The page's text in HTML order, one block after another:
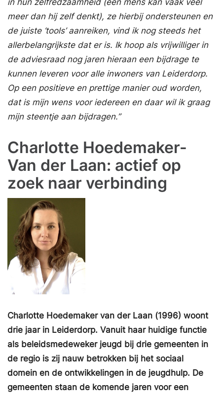
in hun zelfredzaamheid (een mens kan vaak veel
meer dan hij zelf denkt), ze hierbij ondersteunen en
de juiste ‘tools’ aanreiken, vind ik nog steeds het
allerbelangrijkste dat er is. Ik hoop als vrijwilliger in
de adviesraad nog jaren hieraan een bijdrage te
kunnen leveren voor alle inwoners van Leiderdorp.
Op een positieve en prettige manier oud worden,
dat is mijn wens voor iedereen en daar wil ik graag
mijn steentje aan bijdragen.”
Charlotte Hoedemaker-
Van der Laan: actief op
zoek naar verbinding
Charlotte Hoedemaker van der Laan (1996) woont
drie jaar in Leiderdorp. Vanuit haar huidige functie
als beleidsmedeweker jeugd bij drie gemeenten in
de regio is zij nauw betrokken bij het sociaal
domein en de ontwikkelingen in de jeugdhulp. De
gemeenten staan de komende jaren voor een